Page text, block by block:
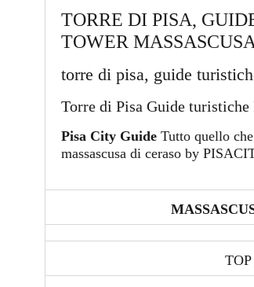
TORRE DI PISA,
TOWER
torre di pisa, guide
Torre di Pisa Guide turistiche
Pisa City GuideTutto quello che
massascusa di ceraso by